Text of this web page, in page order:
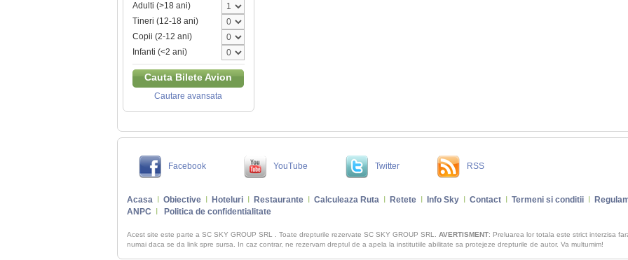
Adulti (>18 ani)
Tineri (12-18 ani)
Copii (2-12 ani)
Infanti (<2 ani)
Cauta Bilete Avion
Cautare avansata
Facebook YouTube Twitter RSS
AcasaI ObiectiveI HoteluriI RestauranteI Calculeaza RutaI ReteteI Info SkyI ContactI Termeni si conditiiI
ANPC
Politica de confidentialitate
Acest site este parte a SC SKY GROUP SRL . Toate drepturile rezervate SC SKY GROUP SRL. AVERTISMENT: Preluarea lor totala este strict interzisa
numai daca se da link spre sursa. In caz contrar, ne rezervam dreptul de a apela la institutiile abilitate sa protejeze drepturile de autor. Va multumim!